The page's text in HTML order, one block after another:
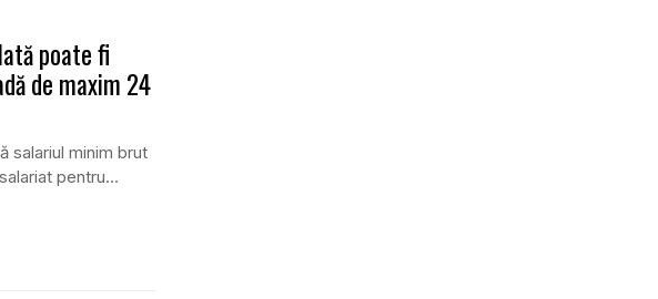
poate fi
de maxim 24
salariul minim brut
pentru...